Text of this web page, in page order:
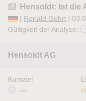
Hensoldt: Ist die
| Ronald Gehrt |
Gültigkeit der Analyse:
Hensoldt AG
Kursziel
—